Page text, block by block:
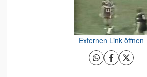
Externen Link öffnen